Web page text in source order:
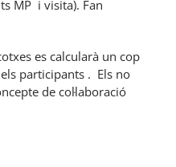
MP i visita). Fan
es calcularà un cop
participants . Els no
de col·laboració